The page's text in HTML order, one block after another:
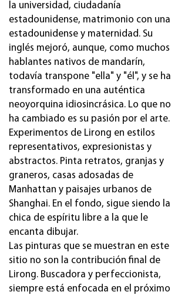
la universidad, ciudadanía
estadounidense, matrimonio con una
estadounidense y maternidad. Su
inglés mejoró, aunque, como muchos
hablantes nativos de mandarín,
todavía transpone "ella" y "él", y se ha
transformado en una auténtica
neoyorquina idiosincrásica. Lo que no
ha cambiado es su pasión por el arte.
Experimentos de Lirong en estilos
representativos, expresionistas y
abstractos. Pinta retratos, granjas y
graneros, casas adosadas de
Manhattan y paisajes urbanos de
Shanghai. En el fondo, sigue siendo la
chica de espíritu libre a la que le
encanta dibujar.
Las pinturas que se muestran en este
sitio no son la contribución final de
Lirong. Buscadora y perfeccionista,
siempre está enfocada en el próximo